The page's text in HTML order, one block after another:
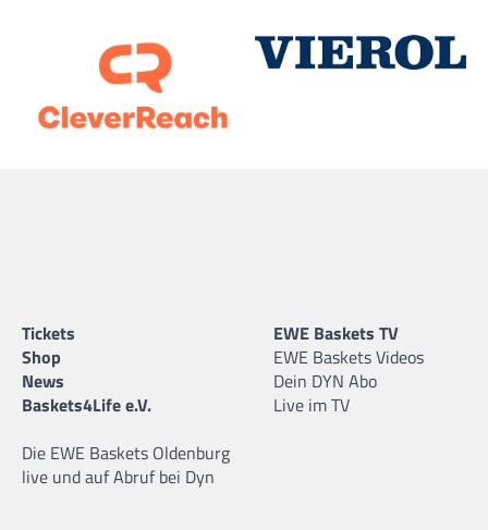
Tickets
Shop
News
Baskets4Life e.V.
Die EWE Baskets Oldenburg
live und auf Abruf bei Dyn
EWE Baskets TV
EWE Baskets Videos
Dein DYN Abo
Live im TV